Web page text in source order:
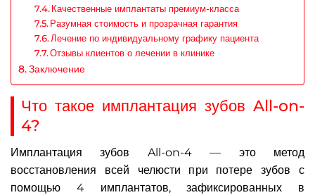
Качественные имплантаты премиум-класса
Разумная стоимость и прозрачная гарантия
Лечение по индивидуальному графику пациента
Отзывы клиентов о лечении в клинике
Заключение
Что такое имплантация зубов All-on-
4?
Имплантация зубов All-on-4 — это метод
восстановления всей челюсти при потере зубов с
помощью 4 имплантатов, зафиксированных в